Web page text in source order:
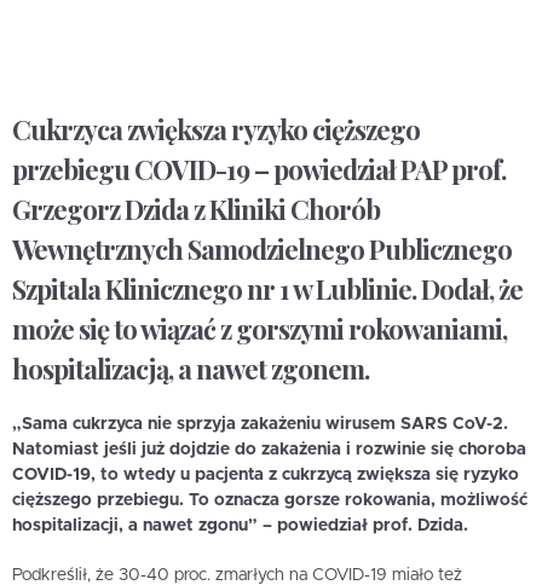
Cukrzyca zwiększa ryzyko cięższego
przebiegu COVID-19 – powiedział PAP prof.
Grzegorz Dzida z Kliniki Chorób
Wewnętrznych Samodzielnego Publicznego
Szpitala Klinicznego nr 1 w Lublinie. Dodał, że
może się to wiązać z gorszymi rokowaniami,
hospitalizacją, a nawet zgonem.
„Sama cukrzyca nie sprzyja zakażeniu wirusem SARS CoV-2.
Natomiast jeśli już dojdzie do zakażenia i rozwinie się choroba
COVID-19, to wtedy u pacjenta z cukrzycą zwiększa się ryzyko
cięższego przebiegu. To oznacza gorsze rokowania, możliwość
hospitalizacji, a nawet zgonu” – powiedział prof. Dzida.
Podkreślił, że 30-40 proc. zmarłych na COVID-19 miało też